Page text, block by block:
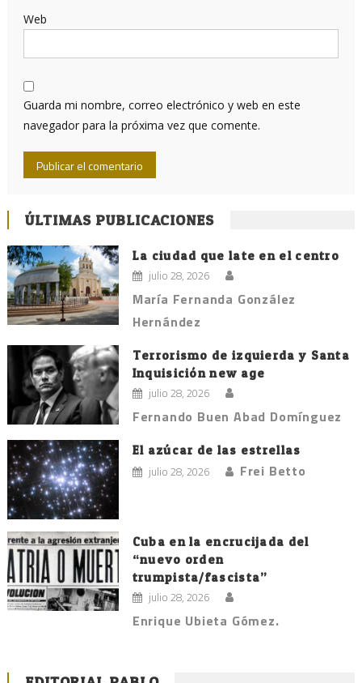
Web
Guarda mi nombre, correo electrónico y web en este
navegador para la próxima vez que comente.
ÚLTIMAS PUBLICACIONES
La ciudad que late en el centro
julio 28, 2026
María Fernanda González
Hernández
Terrorismo de izquierda y Santa
Inquisición new age
julio 28, 2026
Fernando Buen Abad Domínguez
El azúcar de las estrellas
julio 28, 2026 Frei Betto
Cuba en la encrucijada del
“nuevo orden
trumpista/fascista”
julio 28, 2026
Enrique Ubieta Gómez.